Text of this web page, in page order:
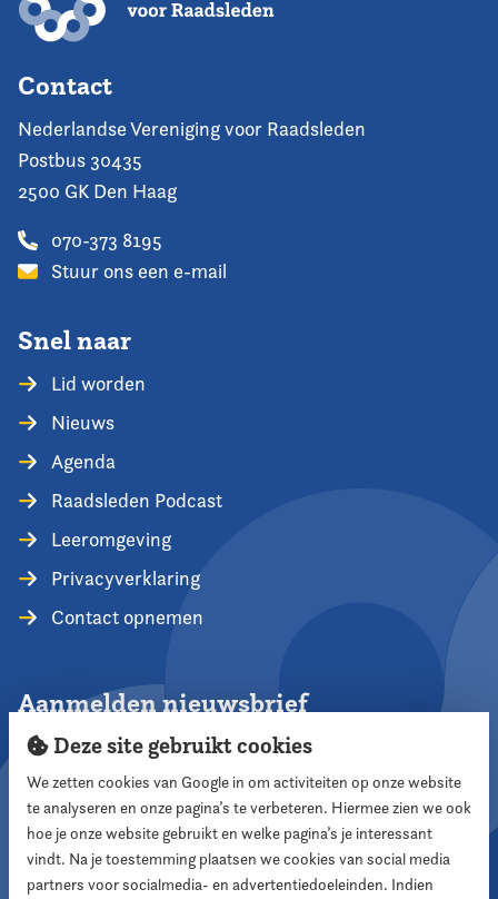
Contact
Nederlandse Vereniging voor Raadsleden
Postbus 30435
2500 GK Den Haag
070-373 8195
Stuur ons een e-mail
Snel naar
Lid worden
Nieuws
Agenda
Raadsleden Podcast
Leeromgeving
Privacyverklaring
Contact opnemen
Aanmelden nieuwsbrief
Aanmelden
Deze site gebruikt cookies
We zetten cookies van Google in om activiteiten op onze website
te analyseren en onze pagina’s te verbeteren. Hiermee zien we ook
hoe je onze website gebruikt en welke pagina’s je interessant
vindt. Na je toestemming plaatsen we cookies van social media
partners voor socialmedia- en advertentiedoeleinden. Indien